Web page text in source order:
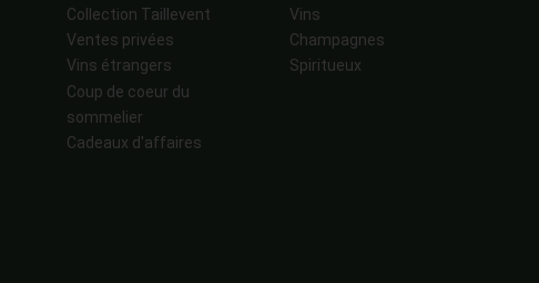
Collection Taillevent
Ventes privées
Vins étrangers
Coup de coeur du
sommelier
Cadeaux d'affaires
Vins
Champagnes
Spiritueux